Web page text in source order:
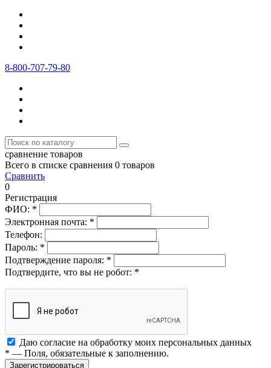
8-800-707-79-80
сравнение товаров
Всего в списке сравнения 0 товаров
Сравнить
0
Регистрация
ФИО: *
Электронная почта: *
Телефон:
Пароль: *
Подтверждение пароля: *
Подтвердите, что вы не робот: *
Даю согласие на обработку моих персональных данных
* — Поля, обязательные к заполнению.
Зарегистрироваться